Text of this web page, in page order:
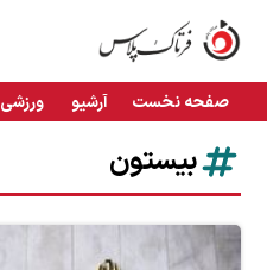
صفحه نخست آرشیو ورزشی
بیستون